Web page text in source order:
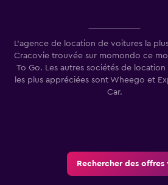
L'agence de location de voitures la
Cracovie trouvée sur momondo ce
To Go. Les autres sociétés de
les plus appréciées sont Wheego et
Car.
Rechercher des